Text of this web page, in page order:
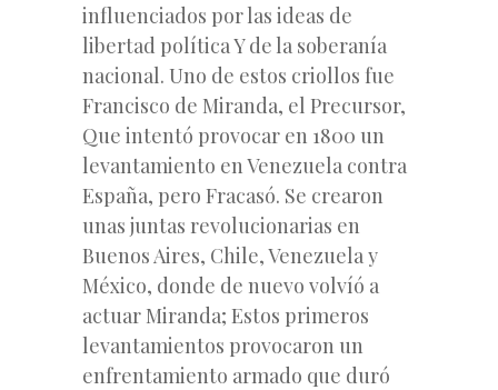
influenciados por las ideas de
libertad política Y de la soberanía
nacional. Uno de estos criollos fue
Francisco de Miranda, el Precursor,
Que intentó provocar en 1800 un
levantamiento en Venezuela contra
España, pero Fracasó. Se crearon
unas juntas revolucionarias en
Buenos Aires, Chile, Venezuela y
México, donde de nuevo volvíó a
actuar Miranda; Estos primeros
levantamientos provocaron un
enfrentamiento armado que duró